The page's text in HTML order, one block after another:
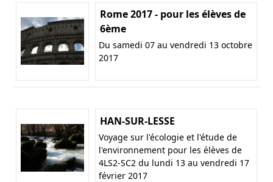
Rome 2017 - pour les élèves de
6ème
Du samedi 07 au vendredi 13 octobre
2017
HAN-SUR-LESSE
Voyage sur l'écologie et l'étude de
l'environnement pour les élèves de
4LS2-SC2 du lundi 13 au vendredi 17
février 2017